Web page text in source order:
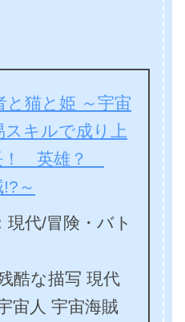
と猫と姫 ～宇宙
スキルで成り上
！ 英雄？
～
代/冒険・バト
酷な描写 現代
宙人 宇宙海賊